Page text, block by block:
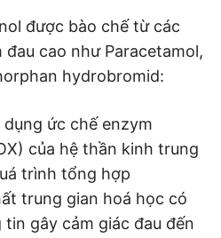
được bào chế từ các
cao như Paracetamol,
hydrobromid:
ức chế enzym
của hệ thần kinh trung
trình tổng hợp
trung gian hoá học có
gây cảm giác đau đến